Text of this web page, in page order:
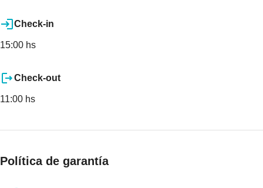
Check-in
15:00 hs
Check-out
11:00 hs
Política de garantía